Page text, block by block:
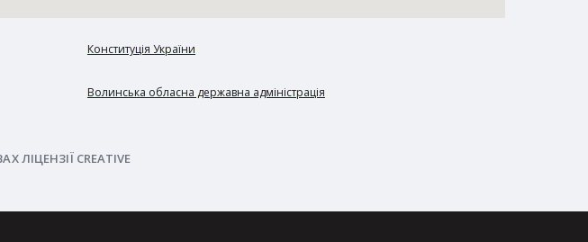
Конституція України
Волинська обласна державна адміністрація
CREATIVE